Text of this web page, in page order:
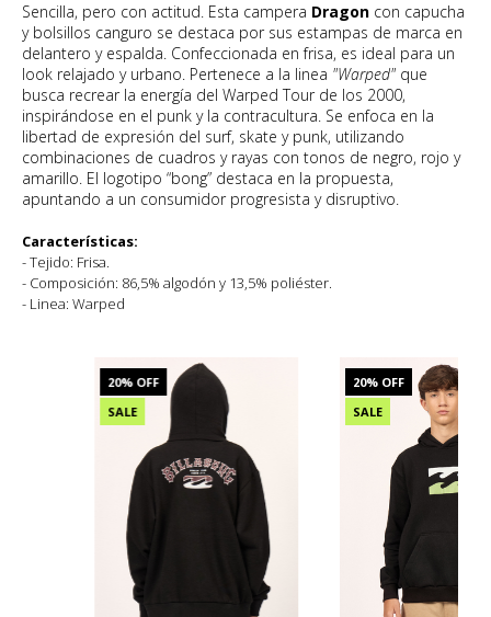
Sencilla, pero con actitud. Esta campera Dragon con capucha
y bolsillos canguro se destaca por sus estampas de marca en
delantero y espalda. Confeccionada en frisa, es ideal para un
look relajado y urbano. Pertenece a la linea "Warped" que
busca recrear la energía del Warped Tour de los 2000,
inspirándose en el punk y la contracultura. Se enfoca en la
libertad de expresión del surf, skate y punk, utilizando
combinaciones de cuadros y rayas con tonos de negro, rojo y
amarillo. El logotipo “bong” destaca en la propuesta,
apuntando a un consumidor progresista y disruptivo.
Características:
- Tejido: Frisa.
- Composición: 86,5% algodón y 13,5% poliéster.
- Linea: Warped
20% OFF
SALE
20% OFF
SALE